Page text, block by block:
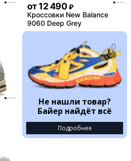
от12 490 ₽
Кроссовки New Balance
9060 Deep Grey
Не нашли товар?
Байер найдёт всё
Подробнее